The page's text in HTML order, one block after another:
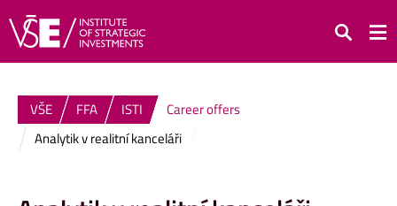
Search
VŠE FFA ISTI
Career offers
Analytik v realitní kanceláři